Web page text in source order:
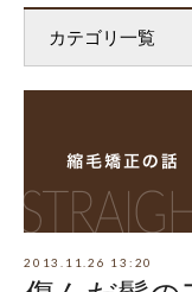
カテゴリ一覧
2013.11.26 13:20